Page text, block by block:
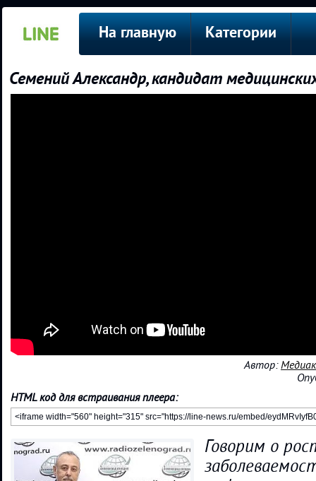
На главную Категории
Семений Александр, кандидат
Автор:
HTML код для встраивания плеера:
Говорим о